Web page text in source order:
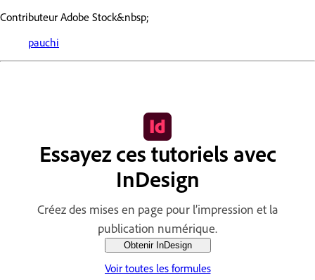
Contributeur Adobe Stock&nbsp;
pauchi
Essayez ces tutoriels avec
InDesign
Créez des mises en page pour l’impression et la
publication numérique.
Obtenir InDesign
Voir toutes les formules